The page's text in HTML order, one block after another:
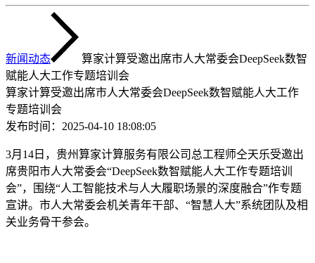
新闻动态
​算家计算受邀出席市人大常委会DeepSeek数智
赋能人大工作专题培训会
​算家计算受邀出席市人大常委会DeepSeek数智赋能人大工作
专题培训会
发布时间： 2025-04-10 18:08:05
3月14日，贵州算家计算服务有限公司总工程师仝天乐受邀出
席贵阳市人大常委会“DeepSeek数智赋能人大工作专题培训
会”，围绕“人工智能技术与人大履职场景的深度融合”作专题
宣讲。市人大常委会机关青年干部、“智慧人大”系统团队及相
关业务骨干参会。